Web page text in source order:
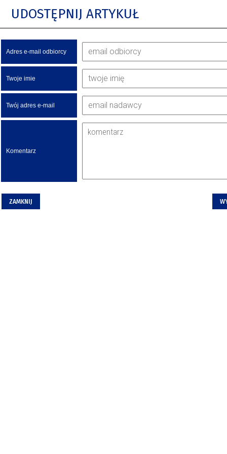
UDOSTĘPNIJ ARTYKUŁ
Adres e-mail odbiorcy
Twoje imie
Twój adres e-mail
Komentarz